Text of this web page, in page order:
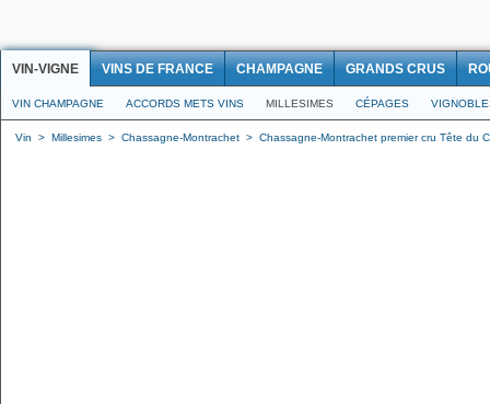
VIN-VIGNE VINS DE FRANCE CHAMPAGNE GRANDS CRUS
VIN CHAMPAGNE ACCORDS METS VINS MILLESIMES CÉPAGES
Vin > Millesimes > Chassagne-Montrachet > Chassagne-Montrachet premier cru Tête du